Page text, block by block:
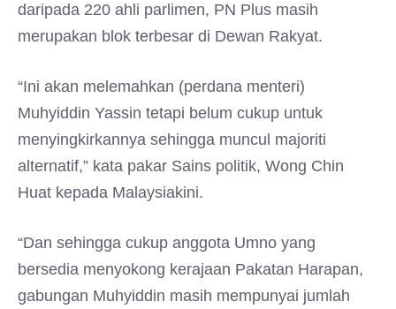
daripada 220 ahli parlimen, PN Plus masih
merupakan blok terbesar di Dewan Rakyat.
“Ini akan melemahkan (perdana menteri)
Muhyiddin Yassin tetapi belum cukup untuk
menyingkirkannya sehingga muncul majoriti
alternatif,” kata pakar Sains politik, Wong Chin
Huat kepada Malaysiakini.
“Dan sehingga cukup anggota Umno yang
bersedia menyokong kerajaan Pakatan Harapan,
gabungan Muhyiddin masih mempunyai jumlah